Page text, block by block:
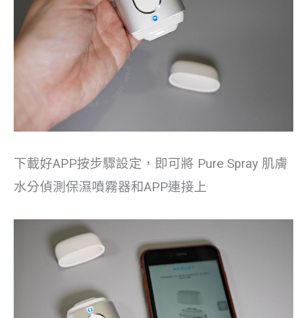
下載好APP按步驟設定，即可將 Pure Spray 肌膚
水分偵測保濕噴霧器和APP連接上